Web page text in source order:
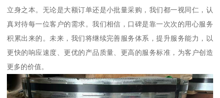
立身之本。无论是大额订单还是小批量采购，我们都一视同仁，认
真对待每一位客户的需求。我们相信，口碑是靠一次次的用心服务
积累出来的。未来，我们将继续完善服务体系，提升服务能力，以
更快的响应速度、更优的产品质量、更高的服务标准，为客户创造
更多的价值。